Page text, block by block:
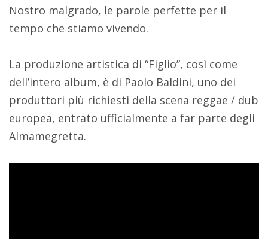
Nostro malgrado, le parole perfette per il
tempo che stiamo vivendo.
La produzione artistica di “Figlio”, così come
dell’intero album, è di Paolo Baldini, uno dei
produttori più richiesti della scena reggae / dub
europea, entrato ufficialmente a far parte degli
Almamegretta.